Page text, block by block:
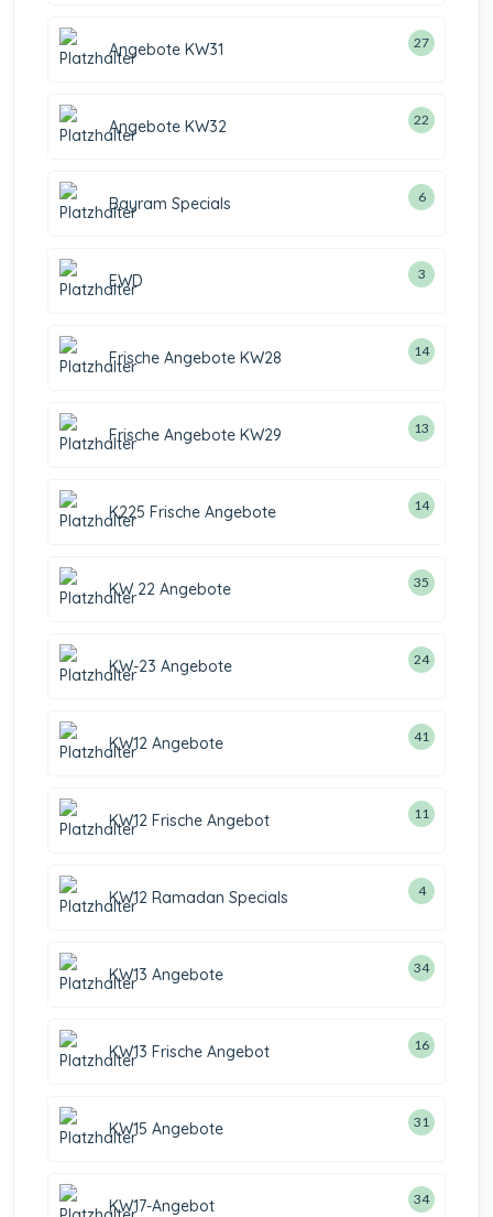
Angebote KW31 27
Angebote KW32 22
Bayram Specials 6
EWD 3
Frische Angebote KW28 14
Frische Angebote KW29 13
K225 Frische Angebote 14
KW 22 Angebote 35
KW-23 Angebote 24
KW12 Angebote 41
KW12 Frische Angebot 11
KW12 Ramadan Specials 4
KW13 Angebote 34
KW13 Frische Angebot 16
KW15 Angebote 31
KW17-Angebot 34